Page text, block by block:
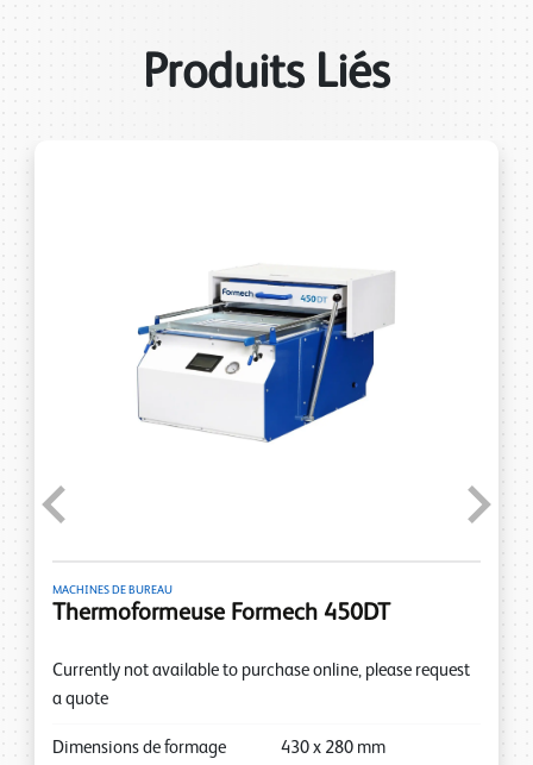
Produits Liés
MACHINES DE BUREAU
Thermoformeuse Formech 450DT
Currently not available to purchase online, please request
a quote
Dimensions de formage 430 x 280 mm
Previous Next